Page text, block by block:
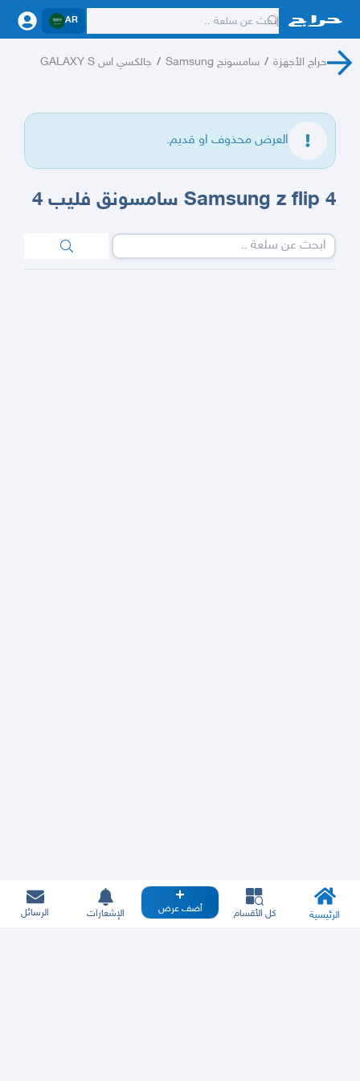
AR
حراج الأجهزة / سامسونج Samsung / جالكسي اس GALAXY S
العرض محذوف او قديم.
Samsung z flip 4 سامسونق فليب 4
الرئيسية كل الأقسام أضف عرض الإشعارات الرسائل